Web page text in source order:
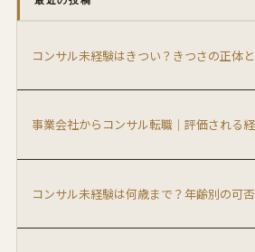
コンサル未経験はきつい？きつさの正体
事業会社からコンサル転職｜評価される
コンサル未経験は何歳まで？年齢別の可